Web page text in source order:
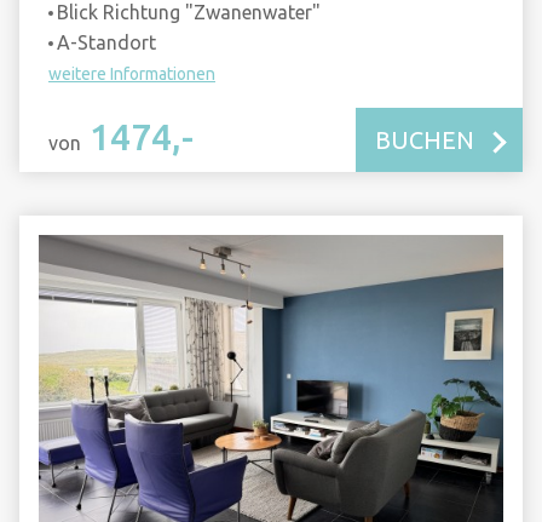
Blick Richtung "Zwanenwater"
A-Standort
weitere Informationen
von 1474,- BUCHEN